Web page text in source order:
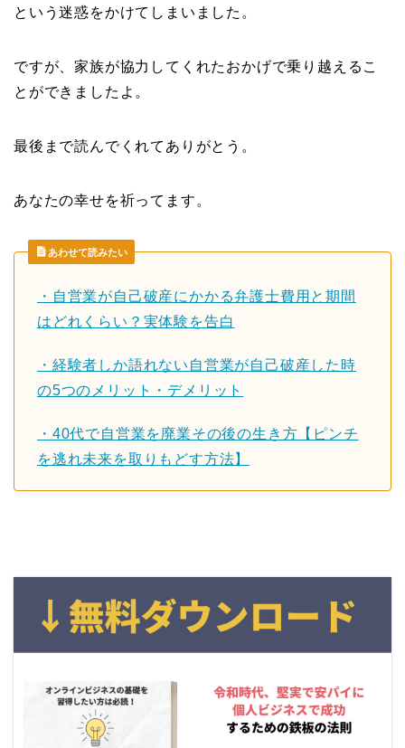
という迷惑をかけてしまいました。
ですが、家族が協力してくれたおかげで乗り越えるこ
とができましたよ。
最後まで読んでくれてありがとう。
あなたの幸せを祈ってます。
あわせて読みたい
・自営業が自己破産にかかる弁護士費用と期間
はどれくらい？実体験を告白
・経験者しか語れない自営業が自己破産した時
の5つのメリット・デメリット
・40代で自営業を廃業その後の生き方【ピンチ
を逃れ未来を取りもどす方法】